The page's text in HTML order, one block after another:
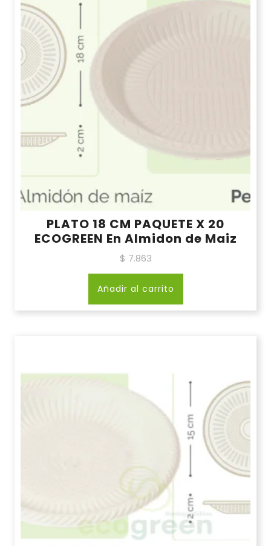
PLATO 18 CM PAQUETE X 20
ECOGREEN En Almidon de Maiz
$ 7.863
Añadir al carrito